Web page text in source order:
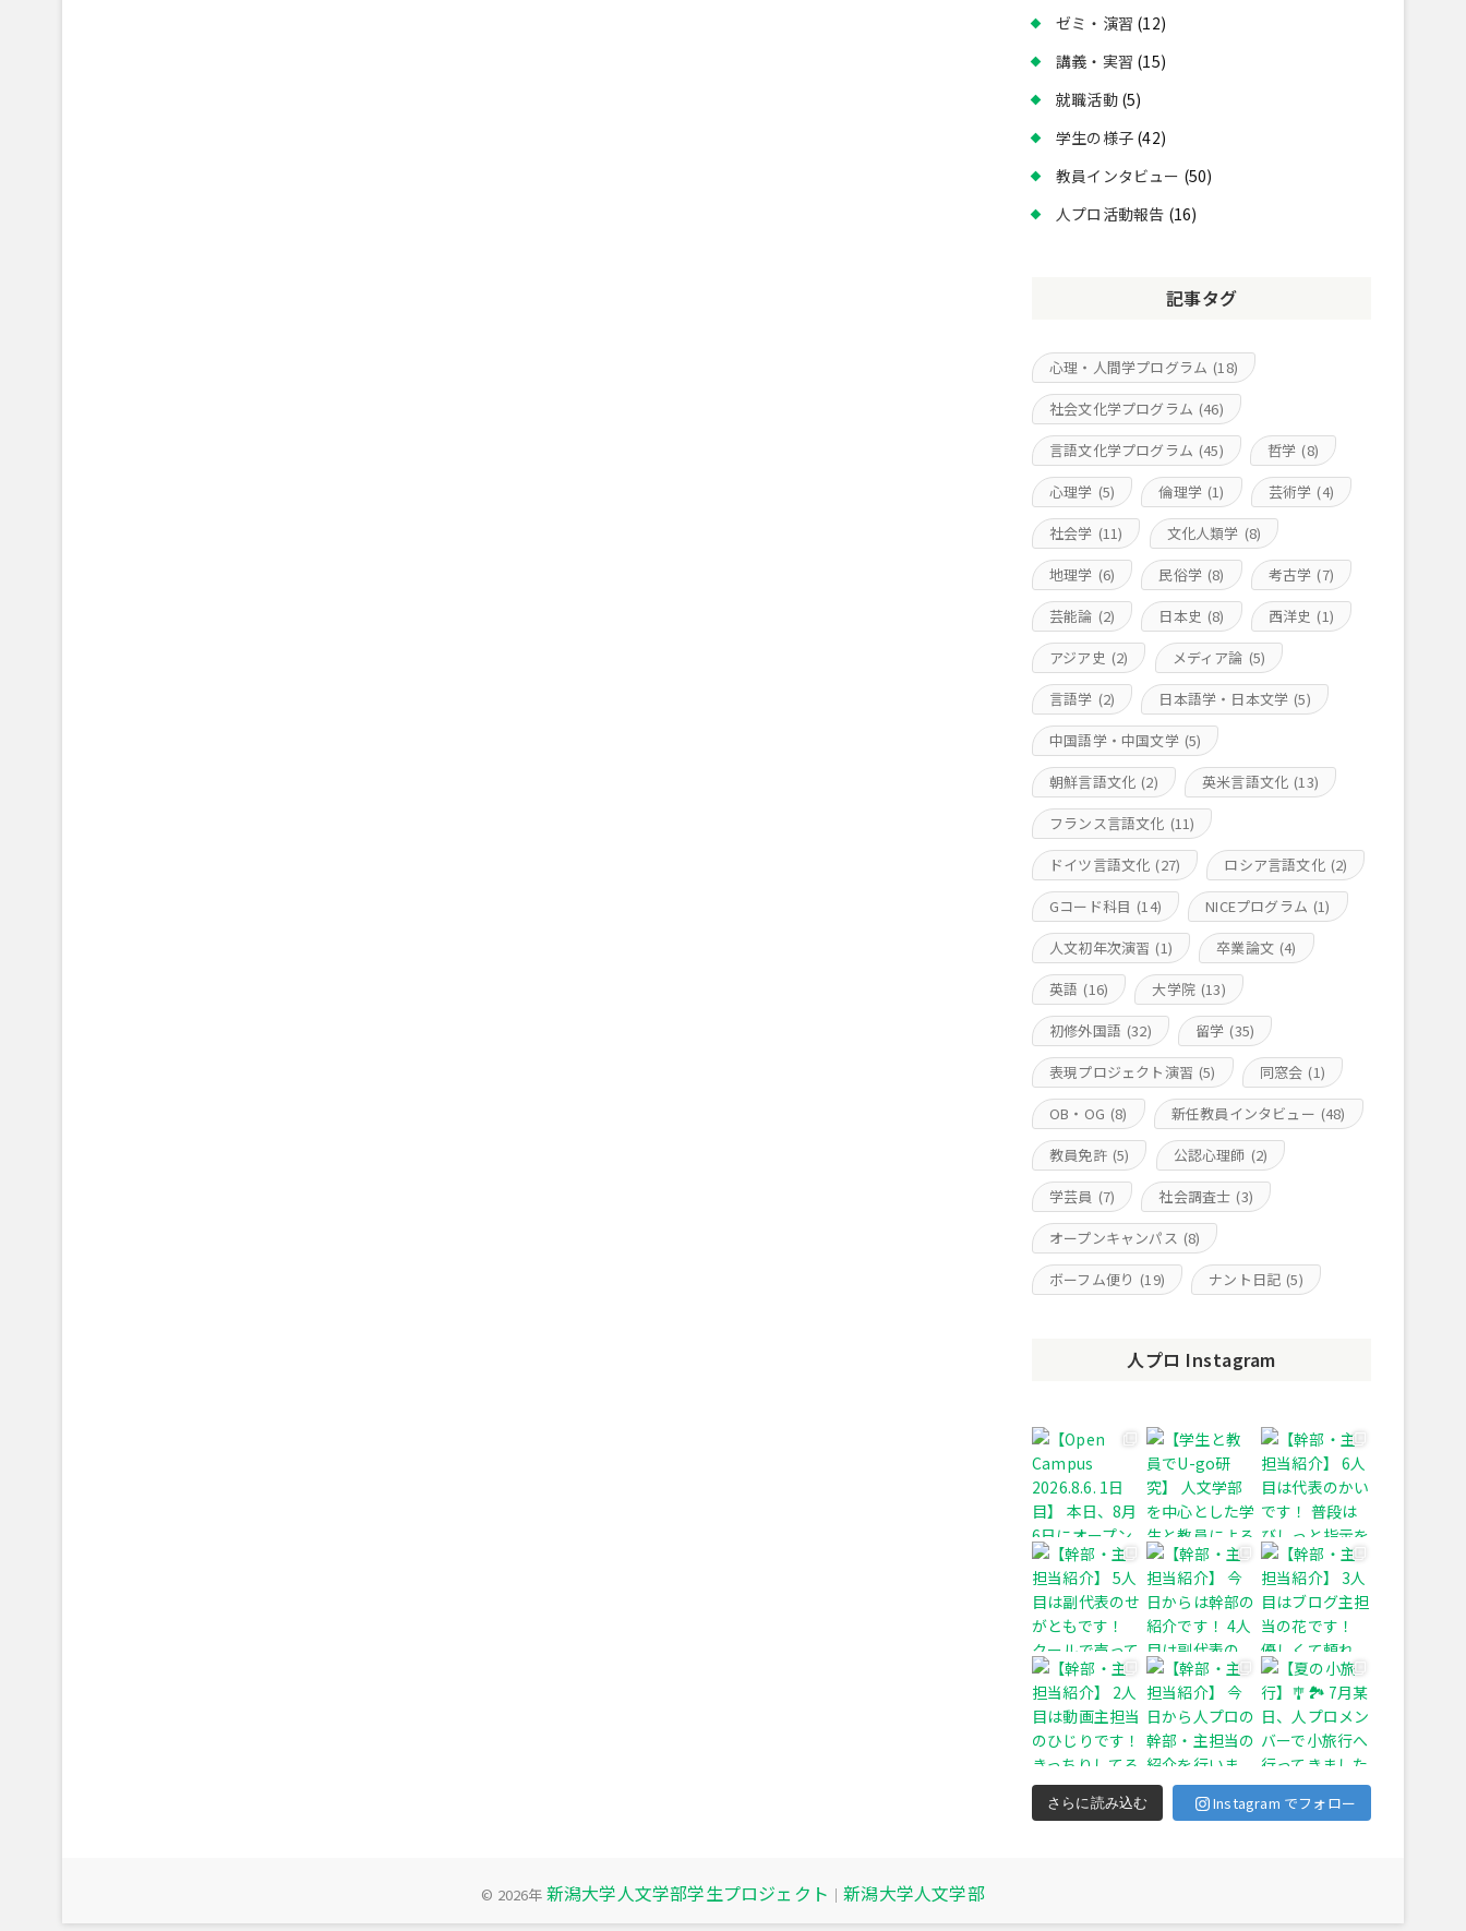
ゼミ・演習 (12)
講義・実習 (15)
就職活動(5)
学生の様子 (42)
教員インタビュー (50)
人プロ活動報告 (16)
記事タグ
心理・人間学プログラム (18)
社会文化学プログラム (46)
言語文化学プログラム (45) 哲学 (8)
心理学 (5) 倫理学 (1) 芸術学 (4)
社会学 (11) 文化人類学 (8)
地理学 (6) 民俗学 (8) 考古学 (7)
芸能論 (2) 日本史 (8) 西洋史 (1)
アジア史 (2) メディア論 (5)
言語学 (2) 日本語学・日本文学 (5)
中国語学・中国文学 (5)
朝鮮言語文化 (2) 英米言語文化 (13)
フランス言語文化 (11)
ドイツ言語文化 (27) ロシア言語文化 (2)
Gコード科目 (14) NICEプログラム (1)
人文初年次演習 (1) 卒業論文 (4)
英語 (16) 大学院 (13)
初修外国語 (32) 留学 (35)
表現プロジェクト演習 (5) 同窓会 (1)
OB・OG (8) 新任教員インタビュー (48)
教員免許 (5) 公認心理師 (2)
学芸員 (7) 社会調査士 (3)
オープンキャンパス (8)
ボーフム便り (19) ナント日記 (5)
人プロ Instagram
さらに読み込む Instagram でフォロー
© 2026年 新潟大学人文学部学生プロジェクト ｜新潟大学人文学部